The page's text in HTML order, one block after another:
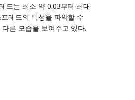
드는 최소 약 0.03부터 최대
레드의 특성을 파악할 수
다른 모습을 보여주고 있다.